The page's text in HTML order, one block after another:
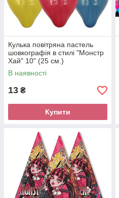
Кулька повітряна пастель
шовкографія в стилі "Монстр
Хай" 10" (25 см.)
В наявності
13 ₴
Купити